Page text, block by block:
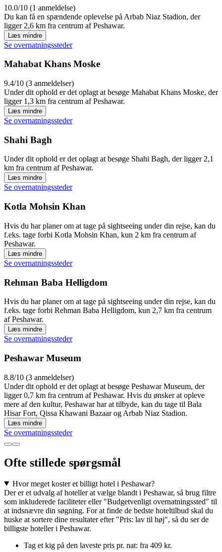
10.0/10 (1 anmeldelse)
Du kan få en spændende oplevelse på Arbab Niaz Stadion, der
ligger 2,6 km fra centrum af Peshawar.
Læs mindre
Se overnatningssteder
Mahabat Khans Moske
9.4/10 (3 anmeldelser)
Under dit ophold er det oplagt at besøge Mahabat Khans Moske, der
ligger 1,3 km fra centrum af Peshawar.
Læs mindre
Se overnatningssteder
Shahi Bagh
Under dit ophold er det oplagt at besøge Shahi Bagh, der ligger 2,1
km fra centrum af Peshawar.
Læs mindre
Se overnatningssteder
Kotla Mohsin Khan
Hvis du har planer om at tage på sightseeing under din rejse, kan du
f.eks. tage forbi Kotla Mohsin Khan, kun 2 km fra centrum af
Peshawar.
Læs mindre
Se overnatningssteder
Rehman Baba Helligdom
Hvis du har planer om at tage på sightseeing under din rejse, kan du
f.eks. tage forbi Rehman Baba Helligdom, kun 2,7 km fra centrum
af Peshawar.
Læs mindre
Se overnatningssteder
Peshawar Museum
8.8/10 (3 anmeldelser)
Under dit ophold er det oplagt at besøge Peshawar Museum, der
ligger 0,7 km fra centrum af Peshawar. Hvis du ønsker at opleve
mere af den kultur, Peshawar har at tilbyde, kan du tage til Bala
Hisar Fort, Qissa Khawani Bazaar og Arbab Niaz Stadion.
Læs mindre
Se overnatningssteder
Ofte stillede spørgsmål
Hvor meget koster et billigt hotel i Peshawar?
Der er et udvalg af hoteller at vælge blandt i Peshawar, så brug filtre
som inkluderede faciliteter eller "Budgetvenligt overnatningssted" til
at indsnævre din søgning. For at finde de bedste hoteltilbud skal du
huske at sortere dine resultater efter "Pris: lav til høj", så du ser de
billigste hoteller i Peshawar.
Tag et kig på den laveste pris pr. nat: fra 409 kr.